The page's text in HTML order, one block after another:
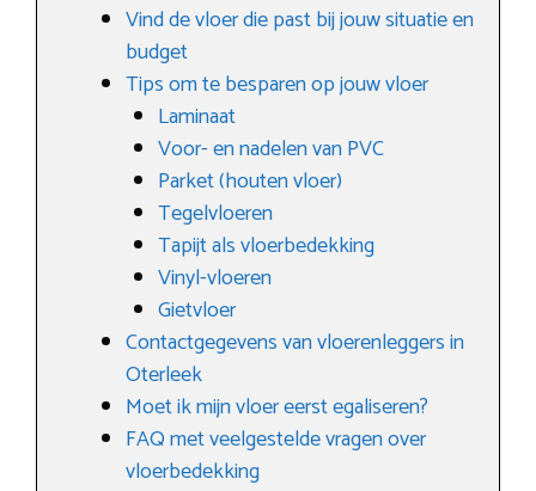
Vind de vloer die past bij jouw situatie en
budget
Tips om te besparen op jouw vloer
Laminaat
Voor- en nadelen van PVC
Parket (houten vloer)
Tegelvloeren
Tapijt als vloerbedekking
Vinyl-vloeren
Gietvloer
Contactgegevens van vloerenleggers in
Oterleek
Moet ik mijn vloer eerst egaliseren?
FAQ met veelgestelde vragen over
vloerbedekking